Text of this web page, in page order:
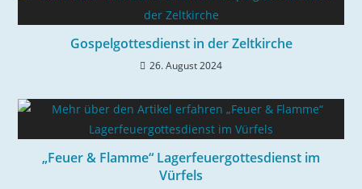
Gospelgottesdienst in der Zeltkirche
26. August 2024
„Feuer & Flamme“ Lagerfeuergottesdienst im
Vürfels